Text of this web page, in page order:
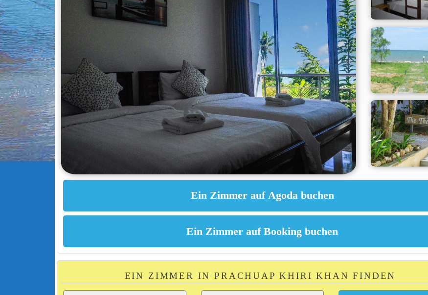
EIN ZIMMER IN PRACHUAP KHIRI KHAN FINDEN